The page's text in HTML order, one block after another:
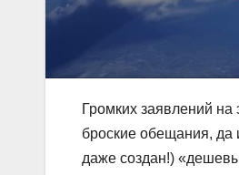
Громких заявлений
броские обещания, да
даже создан!)